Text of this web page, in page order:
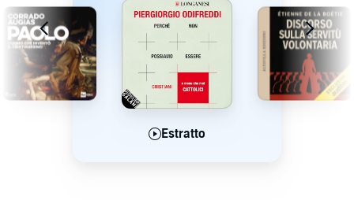
Estratto